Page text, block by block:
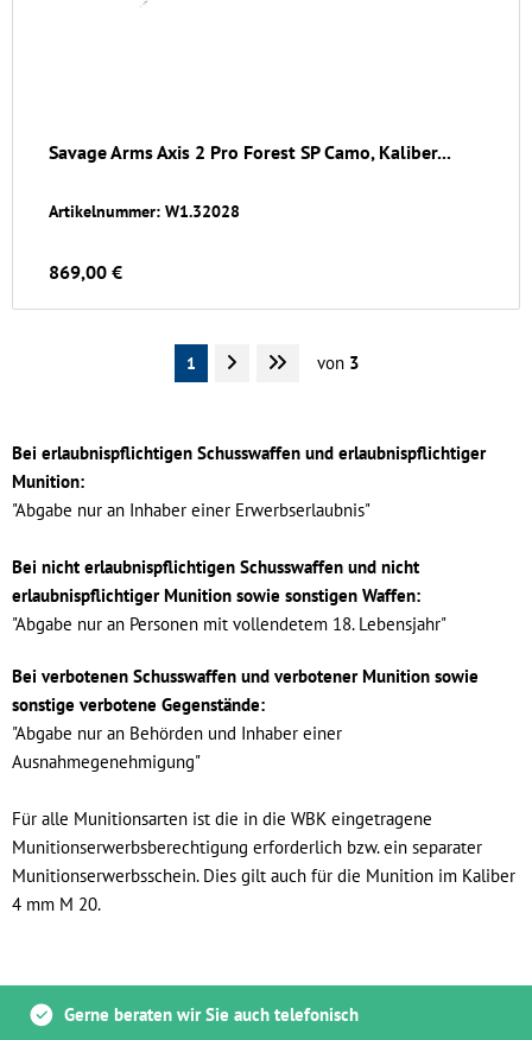
Savage Arms Axis 2 Pro Forest SP Camo, Kaliber...
Artikelnummer: W1.32028
869,00 €
1 von 3
Bei erlaubnispflichtigen Schusswaffen und erlaubnispflichtiger
Munition:
"Abgabe nur an Inhaber einer Erwerbserlaubnis"
Bei nicht erlaubnispflichtigen Schusswaffen und nicht
erlaubnispflichtiger Munition sowie sonstigen Waffen:
"Abgabe nur an Personen mit vollendetem 18. Lebensjahr"
Bei verbotenen Schusswaffen und verbotener Munition sowie
sonstige verbotene Gegenstände:
"Abgabe nur an Behörden und Inhaber einer
Ausnahmegenehmigung"
Für alle Munitionsarten ist die in die WBK eingetragene
Munitionserwerbsberechtigung erforderlich bzw. ein separater
Munitionserwerbsschein. Dies gilt auch für die Munition im Kaliber
4 mm M 20.
Gerne beraten wir Sie auch telefonisch